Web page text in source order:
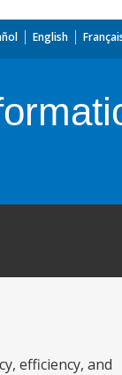
English
efficiency, and